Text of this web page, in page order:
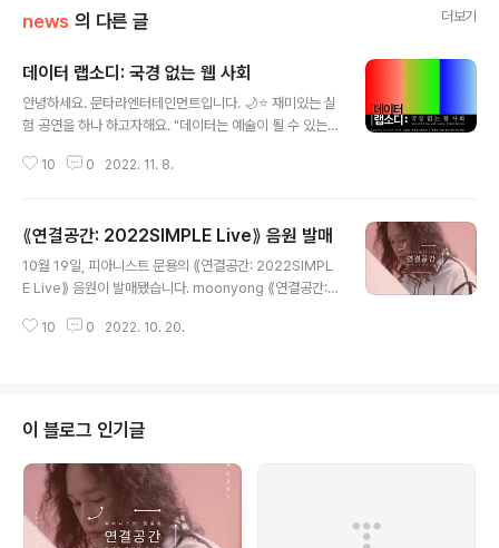
news 의 다른 글 더보기
데이터 랩소디: 국경 없는 웹 사회
안녕하세요. 문타라엔터테인먼트입니다. 🌙⭐️ 재미있는 실
험 공연을 하나 하고자해요. "데이터는 예술이 될 수 있는
계로 보는 법 2. 오프라인 공연에 참여하는 법 공연은 11월
오프라인 실험에 참여할 수 있어요. 다음의 링크에서 지원
서를 작성하여 제출해주세요. (지원서 마감은 11월10일 정
오까지) https://linktr.ee/datarhapsody [공연 개요]
1월 12일(토) 오후4~5시 +아티스트 pianist 문용, tech
10 0 2022. 11. 8.
⟪연결공간: 2022SIMPLE Live⟫ 음원 발매
10월 19일, 피아니스트 문용의 ⟪연결공간: 2022SIMPL
E Live⟫ 음원이 발매됐습니다. moonyong ⟪연결공간:
플정신' 기리는 네 번째 ⟪연결공간⟫의 라이브 앨범 장욱진
매년 'SIMPLE' 기획전을 개최하고 있다. ⟪연결공간: 202
2SIMPLE Live⟫는 2022SIMPLE ⟪비정형의 자유, 정형
의 순수⟫ 기획전과 함께한 피아니스트 문용의 네 번째 ⟪연
결공간⟫ 온택트 뮤지엄 콘서트 음원을 수록한 라이브 앨범
이다. 이 앨범에서는 빗소리를 배경으로 연주하는 문용..
10 0 2022. 10. 20.
이 블로그 인기글